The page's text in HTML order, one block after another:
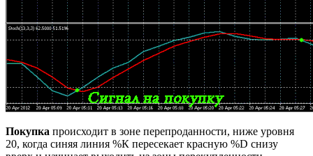
Покупка происходит в зоне перепроданности, ниже уровня
20, когда синяя линия %К пересекает красную %D снизу